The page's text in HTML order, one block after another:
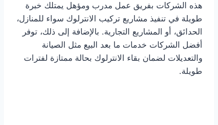
هذه الشركات بفريق عمل مدرب ومؤهل يمتلك خبرة
طويلة في تنفيذ مشاريع تركيب الانترلوك سواء للمنازل،
الحدائق، أو المشاريع التجارية. بالإضافة إلى ذلك، توفر
أفضل الشركات خدمات ما بعد البيع مثل الصيانة
والتعديلات لضمان بقاء الانترلوك بحالة ممتازة لفترات
طويلة.